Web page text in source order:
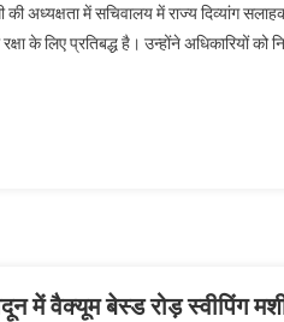
की अध्यक्षता में सचिवालय में राज्य दिव्यांग
के लिए प्रतिबद्ध है। उन्होंने अधिकारियों
में वैक्यूम बेस्ड रोड़ स्वीपिंग